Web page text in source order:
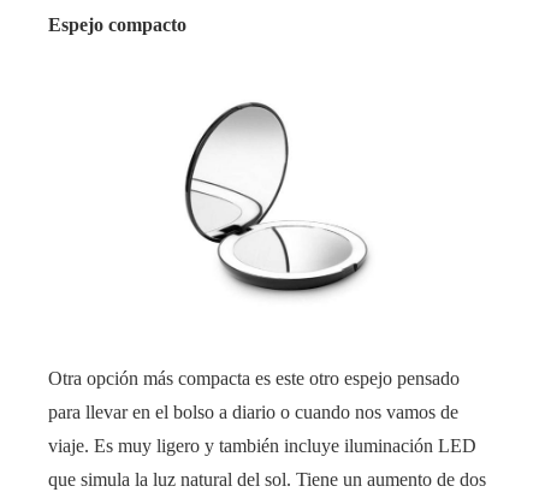
Espejo compacto
Otra opción más compacta es este otro espejo pensado
para llevar en el bolso a diario o cuando nos vamos de
viaje. Es muy ligero y también incluye iluminación LED
que simula la luz natural del sol. Tiene un aumento de dos